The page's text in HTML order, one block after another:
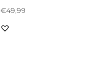
€49,99